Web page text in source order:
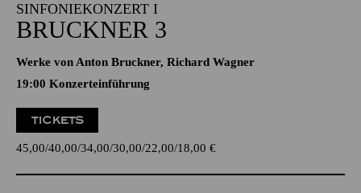
SINFONIEKONZERT I
BRUCKNER 3
Werke von Anton Bruckner, Richard Wagner
19:00 Konzerteinführung
TICKETS
45,00 40,00 34,00 30,00 22,00 18,00 €